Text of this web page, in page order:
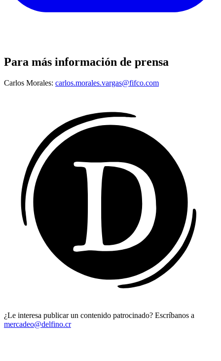
Para más información de prensa
Carlos Morales: carlos.morales.vargas@fifco.com
¿Le interesa publicar un contenido patrocinado? Escríbanos a
mercadeo@delfino.cr